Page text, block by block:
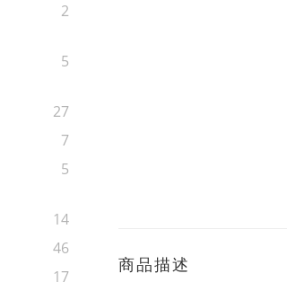
2
5
27
7
5
14
46
17
商品描述